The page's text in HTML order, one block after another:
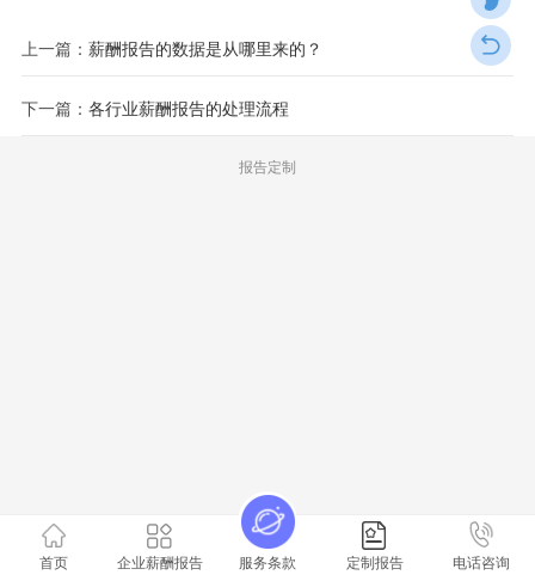
上一篇： 薪酬报告的数据是从哪里来的？
下一篇： 各行业薪酬报告的处理流程
报告定制
首页 企业薪酬报告 服务条款 定制报告 电话咨询